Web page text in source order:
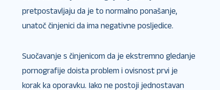
pretpostavljaju da je to normalno ponašanje,
unatoč činjenici da ima negativne posljedice.
Suočavanje s činjenicom da je ekstremno gledanje
pornografije doista problem i ovisnost prvi je
korak ka oporavku. Iako ne postoji jednostavan